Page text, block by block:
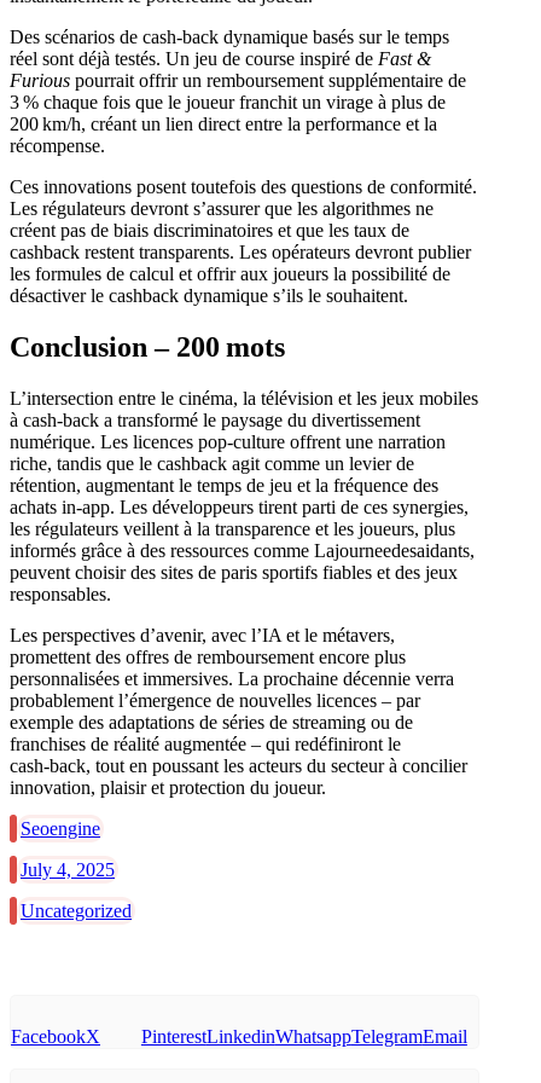
Des scénarios de cash‑back dynamique basés sur le temps
réel sont déjà testés. Un jeu de course inspiré de Fast &
Furious pourrait offrir un remboursement supplémentaire de
3 % chaque fois que le joueur franchit un virage à plus de
200 km/h, créant un lien direct entre la performance et la
récompense.
Ces innovations posent toutefois des questions de conformité.
Les régulateurs devront s’assurer que les algorithmes ne
créent pas de biais discriminatoires et que les taux de
cashback restent transparents. Les opérateurs devront publier
les formules de calcul et offrir aux joueurs la possibilité de
désactiver le cashback dynamique s’ils le souhaitent.
Conclusion – 200 mots
L’intersection entre le cinéma, la télévision et les jeux mobiles
à cash‑back a transformé le paysage du divertissement
numérique. Les licences pop‑culture offrent une narration
riche, tandis que le cashback agit comme un levier de
rétention, augmentant le temps de jeu et la fréquence des
achats in‑app. Les développeurs tirent parti de ces synergies,
les régulateurs veillent à la transparence et les joueurs, plus
informés grâce à des ressources comme Lajourneedesaidants,
peuvent choisir des sites de paris sportifs fiables et des jeux
responsables.
Les perspectives d’avenir, avec l’IA et le métavers,
promettent des offres de remboursement encore plus
personnalisées et immersives. La prochaine décennie verra
probablement l’émergence de nouvelles licences – par
exemple des adaptations de séries de streaming ou de
franchises de réalité augmentée – qui redéfiniront le
cash‑back, tout en poussant les acteurs du secteur à concilier
innovation, plaisir et protection du joueur.
Seoengine
July 4, 2025
Uncategorized
FacebookX PinterestLinkedinWhatsappTelegramEmail